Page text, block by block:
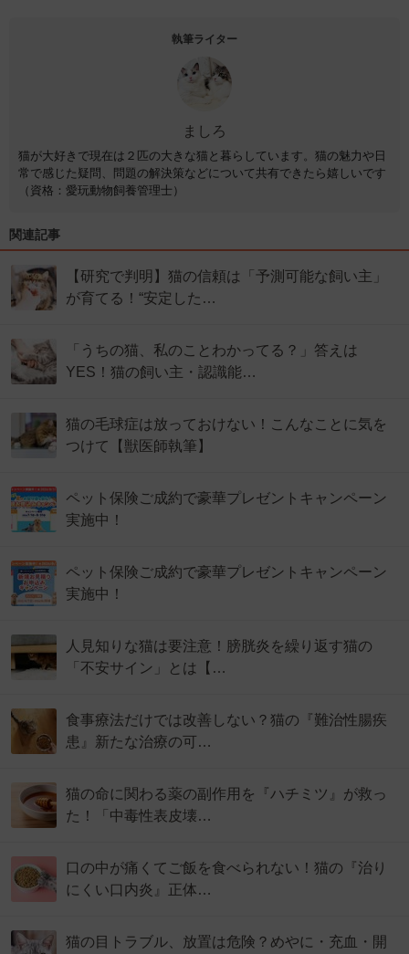
執筆ライター
ましろ
猫が大好きで現在は２匹の大きな猫と暮らしています。猫の魅力や日
常で感じた疑問、問題の解決策などについて共有できたら嬉しいです
（資格：愛玩動物飼養管理士）
関連記事
【研究で判明】猫の信頼は「予測可能な飼い主」
が育てる！“安定した…
「うちの猫、私のことわかってる？」答えは
YES！猫の飼い主・認識能…
猫の毛球症は放っておけない！こんなことに気を
つけて【獣医師執筆】
ペット保険ご成約で豪華プレゼントキャンペーン
実施中！
ペット保険ご成約で豪華プレゼントキャンペーン
実施中！
人見知りな猫は要注意！膀胱炎を繰り返す猫の
「不安サイン」とは【…
食事療法だけでは改善しない？猫の『難治性腸疾
患』新たな治療の可…
猫の命に関わる薬の副作用を『ハチミツ』が救っ
た！「中毒性表皮壊…
口の中が痛くてご飯を食べられない！猫の『治り
にくい口内炎』正体…
猫の目トラブル、放置は危険？めやに・充血・開